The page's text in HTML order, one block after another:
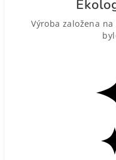
Výroba založena